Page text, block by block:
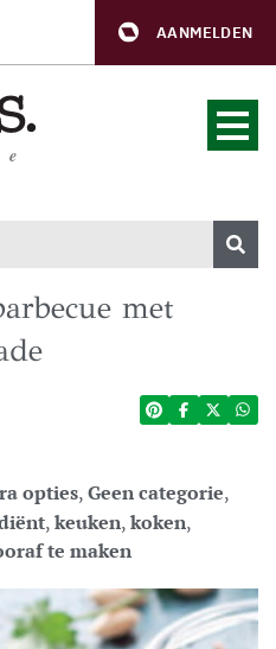
AANMELDEN
met
opties,Geen categorie,
,keuken,koken,
te maken